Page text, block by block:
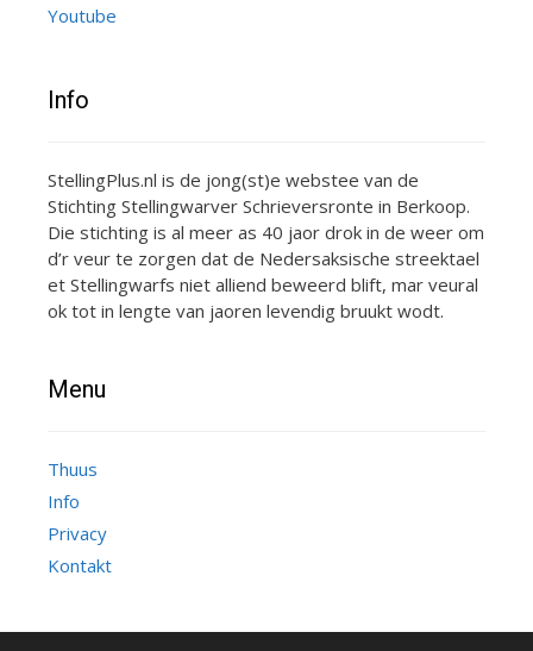
Youtube
Info
StellingPlus.nl is de jong(st)e webstee van de
Stichting Stellingwarver Schrieversronte in Berkoop.
Die stichting is al meer as 40 jaor drok in de weer om
d’r veur te zorgen dat de Nedersaksische streektael
et Stellingwarfs niet alliend beweerd blift, mar veural
ok tot in lengte van jaoren levendig bruukt wodt.
Menu
Thuus
Info
Privacy
Kontakt